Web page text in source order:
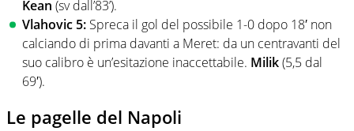
Kean (sv dall’83’).
Vlahovic 5: Spreca il gol del possibile 1-0 dopo 18′ non
calciando di prima davanti a Meret: da un centravanti del
suo calibro è un’esitazione inaccettabile. Milik(5,5 dal
69′).
Le pagelle del Napoli